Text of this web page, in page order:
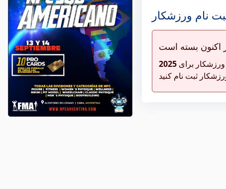
نام ورزشکار
اکنون بسته است
ورزشکار برای